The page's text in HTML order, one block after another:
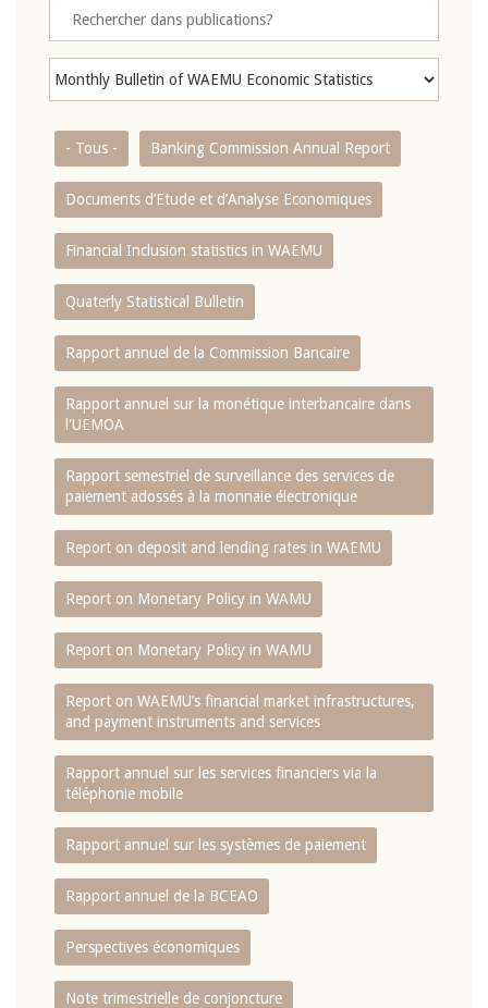
- Tous - Banking Commission Annual Report
Documents d’Etude et d’Analyse Economiques
Financial Inclusion statistics in WAEMU
Quaterly Statistical Bulletin
Rapport annuel de la Commission Bancaire
Rapport annuel sur la monétique interbancaire dans
l'UEMOA
Rapport semestriel de surveillance des services de
paiement adossés à la monnaie électronique
Report on deposit and lending rates in WAEMU
Report on Monetary Policy in WAMU
Report on Monetary Policy in WAMU
Report on WAEMU’s financial market infrastructures,
and payment instruments and services
Rapport annuel sur les services financiers via la
téléphonie mobile
Rapport annuel sur les systèmes de paiement
Rapport annuel de la BCEAO
Perspectives économiques
Note trimestrielle de conjoncture